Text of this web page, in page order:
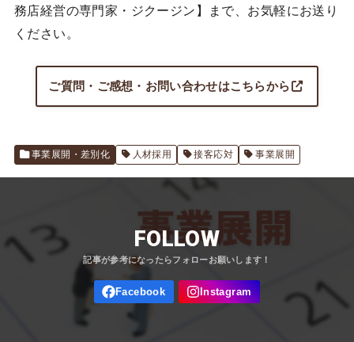
務店経営の専門家・ジクージン】まで、お気軽にお送り
ください。
ご質問・ご感想・お問い合わせはこちらから
事業展開・差別化 人材採用 接客応対 事業展開
FOLLOW